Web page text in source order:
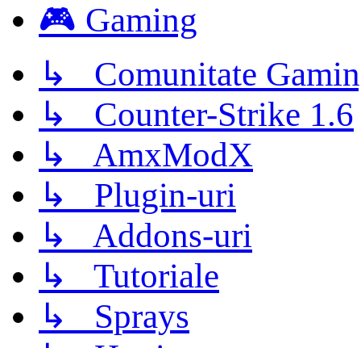
🎮 Gaming
↳ Comunitate
↳ Counter-Strike 1.6
↳ AmxModX
↳ Plugin-uri
↳ Addons-uri
↳ Tutoriale
↳ Sprays